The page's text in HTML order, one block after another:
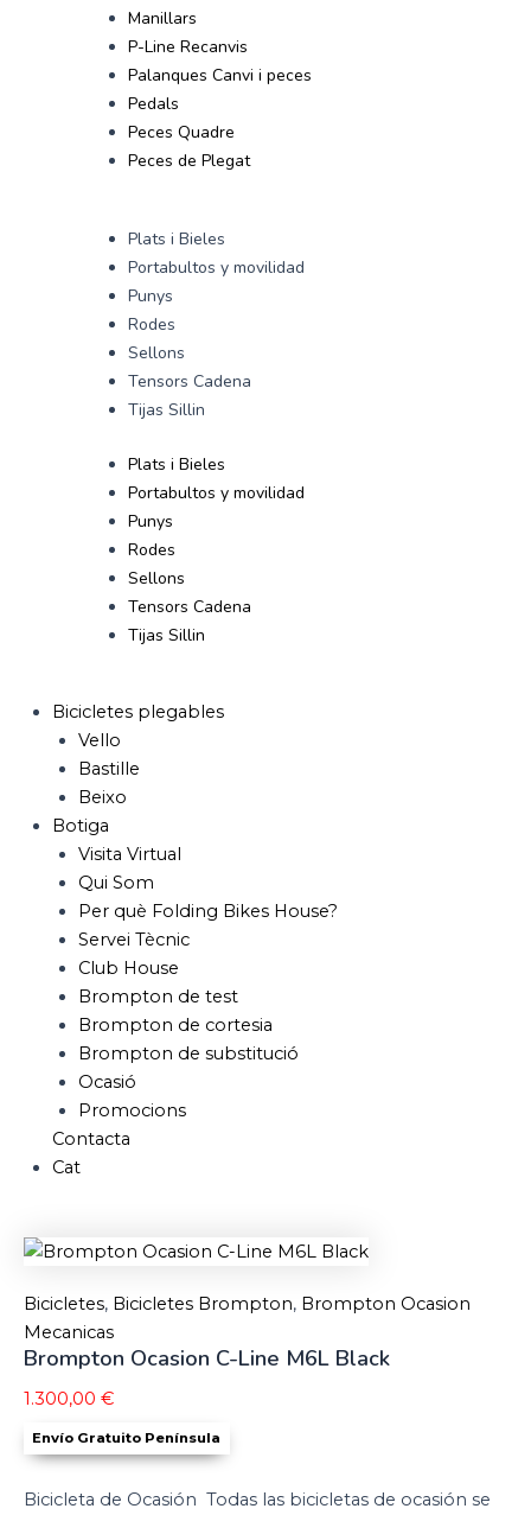
Manillars
P-Line Recanvis
Palanques Canvi i peces
Pedals
Peces Quadre
Peces de Plegat
Plats i Bieles
Portabultos y movilidad
Punys
Rodes
Sellons
Tensors Cadena
Tijas Sillin
Plats i Bieles
Portabultos y movilidad
Punys
Rodes
Sellons
Tensors Cadena
Tijas Sillin
Bicicletes plegables
Vello
Bastille
Beixo
Botiga
Visita Virtual
Qui Som
Per què Folding Bikes House?
Servei Tècnic
Club House
Brompton de test
Brompton de cortesia
Brompton de substitució
Ocasió
Promocions
Contacta
Cat
Bicicletes, Bicicletes Brompton, Brompton Ocasion
Mecanicas
Brompton Ocasion C-Line M6L Black
1.300,00 €
Envío Gratuito Península
Bicicleta de Ocasión Todas las bicicletas de ocasión se